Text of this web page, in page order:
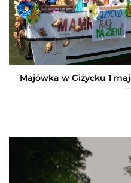
Majówka w Giżycku 1